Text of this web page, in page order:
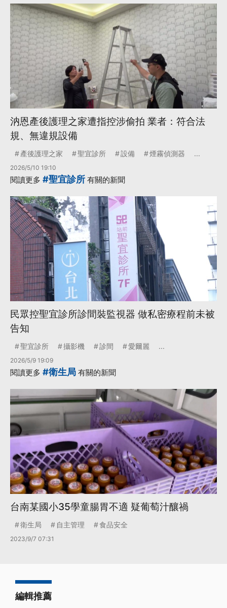
汭恩產後護理之家遭指控涉偷拍 業者：符合法
規、無違規設備
產後護理之家 聖宜診所 設備 煙霧偵測器 ...
2026/5/10 19:10
閱讀更多 #聖宜診所 有關的新聞
民眾控聖宜診所診間裝監視器 做私密療程前未被
告知
聖宜診所 攝影機 診間 愛爾麗 ...
2026/5/9 19:09
閱讀更多 #衛生局 有關的新聞
台南某國小35學童腸胃不適 疑葡萄汁釀禍
衛生局 自主管理 食品安全
2023/9/7 07:31
編輯推薦